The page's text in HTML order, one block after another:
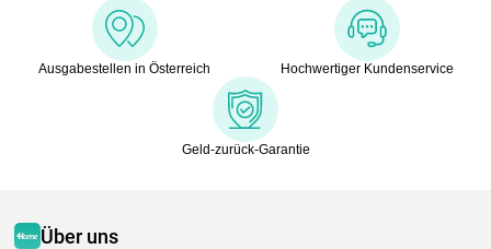
Ausgabestellen in Österreich Hochwertiger Kundenservice
Geld-zurück-Garantie
Über uns